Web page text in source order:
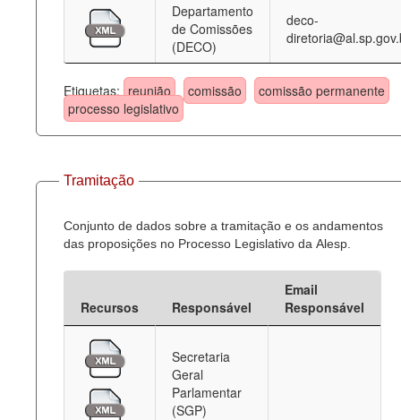
Departamento
de Comissões
(DECO)
deco-
Etiquetas: reunião comissão
comissão permanente
processo legislativo
Tramitação
Conjunto de dados sobre a tramitação e os andamentos
das proposições no Processo Legislativo da Alesp.
Recursos Responsável
Email
Responsável
Secretaria
Geral
Parlamentar
(SGP)